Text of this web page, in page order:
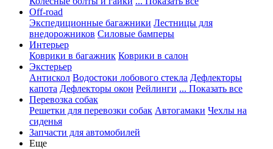
Off-road
Экспедиционные багажники Лестницы для
внедорожников Силовые бамперы
Интерьер
Коврики в багажник Коврики в салон
Экстерьер
Антискол Водостоки лобового стекла Дефлекторы
капота Дефлекторы окон Рейлинги ... Показать все
Перевозка собак
Решетки для перевозки собак Автогамаки Чехлы на
сиденья
Запчасти для автомобилей
Еще